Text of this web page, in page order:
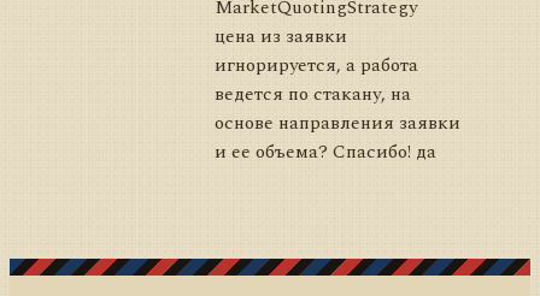
MarketQuotingStrategy
цена из заявки
игнорируется, а работа
ведется по стакану, на
основе направления заявки
и ее объема? Спасибо! да